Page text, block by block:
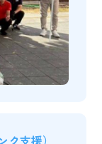
支援）